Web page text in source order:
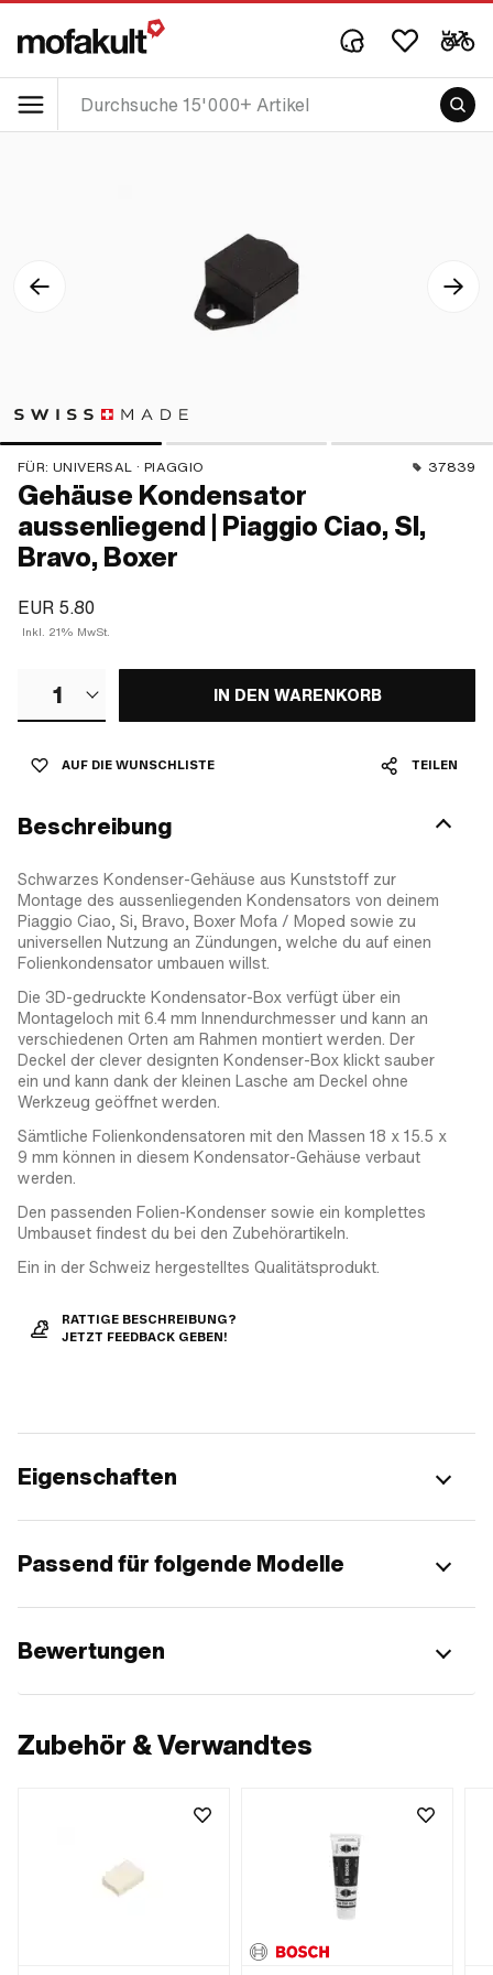
FÜR: UNIVERSAL · PIAGGIO 37839
Gehäuse Kondensator
aussenliegend | Piaggio Ciao, SI,
Bravo, Boxer
EUR 5.80
Inkl. 21% MwSt.
1 IN DEN WARENKORB
AUF DIE WUNSCHLISTE TEILEN
Beschreibung
Schwarzes Kondenser-Gehäuse aus Kunststoff zur
Montage des aussenliegenden Kondensators von deinem
Piaggio Ciao, Si, Bravo, Boxer Mofa / Moped sowie zu
universellen Nutzung an Zündungen, welche du auf einen
Folienkondensator umbauen willst.
Die 3D-gedruckte Kondensator-Box verfügt über ein
Montageloch mit 6.4 mm Innendurchmesser und kann an
verschiedenen Orten am Rahmen montiert werden. Der
Deckel der clever designten Kondenser-Box klickt sauber
ein und kann dank der kleinen Lasche am Deckel ohne
Werkzeug geöffnet werden.
Sämtliche Folienkondensatoren mit den Massen 18 x 15.5 x
9 mm können in diesem Kondensator-Gehäuse verbaut
werden.
Den passenden Folien-Kondenser sowie ein komplettes
Umbauset findest du bei den Zubehörartikeln.
Ein in der Schweiz hergestelltes Qualitätsprodukt.
RATTIGE BESCHREIBUNG?
JETZT FEEDBACK GEBEN!
Eigenschaften
Passend für folgende Modelle
Bewertungen
Zubehör & Verwandtes